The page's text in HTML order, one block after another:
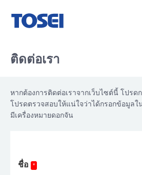
ติดต่อเรา
หากต้องการติดต่อเราจากเว็บไซต์นี้ โปร
โปรดตรวจสอบให้แน่ใจว่าได้กรอกข้อมูล
มีเครื่องหมายดอกจัน